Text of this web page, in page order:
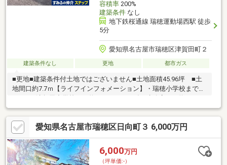
容積率200%
建築条件なし
地下鉄桜通線 瑞穂運動場西駅 徒歩
5分
愛知県名古屋市瑞穂区津賀田町２
建築条件なし 更地 都市ガス
■更地■建築条件付土地ではございません■土地面積45.96坪 ■土
地間口約7.7ｍ【ライフインフォメーション】・瑞穂小学校まで約
270ｍ・津賀田中学校まで約240ｍ・ヤマダイ瑞穂店まで約350
ｍ・セブンイレブン名古屋田光町店まで約350ｍ
愛知県名古屋市瑞穂区日向町３ 6,000万円
6,000万円
（坪単価:-）